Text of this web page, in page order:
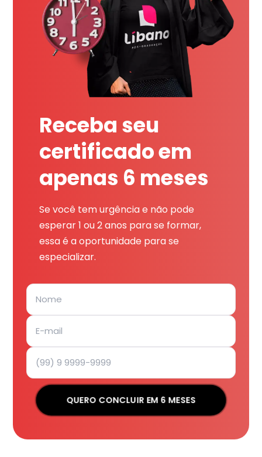
Receba seu
certificado em
apenas 6 meses
Se você tem urgência e não pode
esperar 1 ou 2 anos para se formar,
essa é a oportunidade para se
especializar.
QUERO CONCLUIR EM 6 MESES